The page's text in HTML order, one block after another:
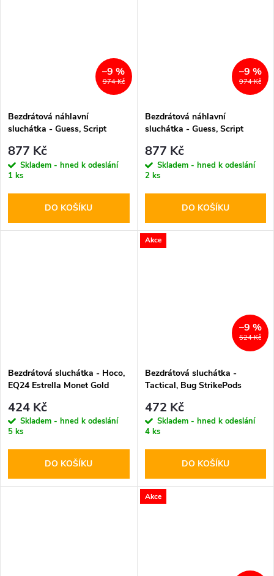
974 Kč
–9 %
Bezdrátová náhlavní
sluchátka - Guess, Script
877 Kč
Skladem - hned k odeslání
1 ks
DO KOŠÍKU
974 Kč
–9 %
Bezdrátová náhlavní
sluchátka - Guess, Script
877 Kč
Skladem - hned k odeslání
2 ks
DO KOŠÍKU
Bezdrátová sluchátka - Hoco,
EQ24 Estrella Monet Gold
424 Kč
Skladem - hned k odeslání
5 ks
DO KOŠÍKU
Akce
524 Kč
–9 %
Bezdrátová sluchátka -
Tactical, Bug StrikePods
472 Kč
Skladem - hned k odeslání
4 ks
DO KOŠÍKU
Akce